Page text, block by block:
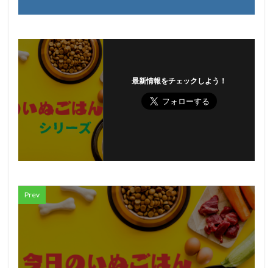
最新情報をチェックしよう！
Prev